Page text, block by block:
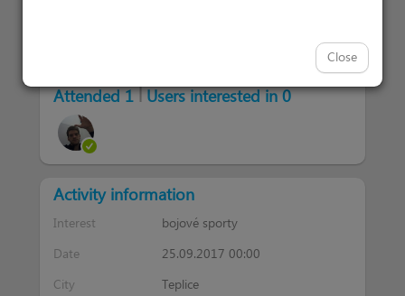
Close
Attended 1|Users interested in 0
Activity information
Interest
bojové sporty
Date
25.09.2017 00:00
City
Teplice